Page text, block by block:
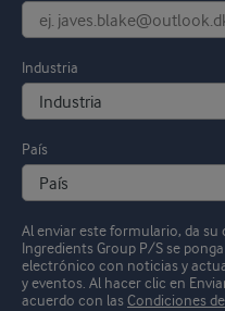
Industria
País
Al enviar este formulario, da
Ingredients Group P/S se
electrónico con noticias y
y eventos. Al hacer clic en
acuerdo con las Condiciones